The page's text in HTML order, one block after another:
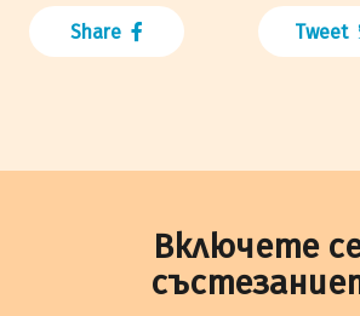
Share Tweet
Включете